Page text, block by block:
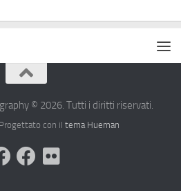
© 2026. Tutti i diritti riservati.
con il tema Hueman